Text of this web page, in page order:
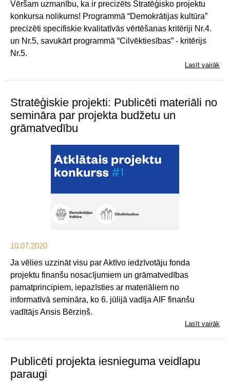
Vēršam uzmanību, ka ir precizēts Stratēģisko projektu
konkursa nolikums! Programmā “Demokrātijas kultūra”
precizēti specifiskie kvalitatīvās vērtēšanas kritēriji Nr.4.
un Nr.5, savukārt programmā “Cilvēktiesības” - kritērijs
Nr.5.
Lasīt vairāk
Stratēģiskie projekti: Publicēti materiāli no
semināra par projekta budžetu un
grāmatvedību
10.07.2020
Ja vēlies uzzināt visu par Aktīvo iedzīvotāju fonda
projektu finanšu nosacījumiem un grāmatvedības
pamatprincipiem, iepazīsties ar materiāliem no
informatīvā semināra, ko 6. jūlijā vadīja AIF finanšu
vadītājs Ansis Bērziņš.
Lasīt vairāk
Publicēti projekta iesnieguma veidlapu
paraugi